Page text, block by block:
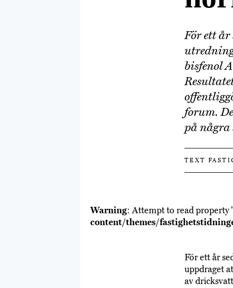
För ett
bisfenol
forum.
på
TEXT
Warning: Attempt to read
content/themes/
För ett år
uppdraget
av